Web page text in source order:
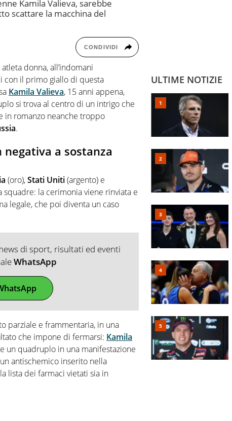
Kamila Valieva, sarebbe
scattare la macchina del
CONDIVIDI
donna, all’indomani
con il primo giallo di questa
Kamila Valieva, 15 anni appena,
si trova al centro di un intrigo che
in romanzo neanche troppo
.
negativa a sostanza
(oro),Stati Uniti(argento) e
la cerimonia viene rinviata e
legale, che poi diventa un caso
di sport, risultati ed eventi
WhatsApp
parziale e frammentaria, in una
che impone di fermarsi: Kamila
un quadruplo in una manifestazione
antischemico inserito nella
lista dei farmaci vietati sia in
ULTIME NOTIZIE